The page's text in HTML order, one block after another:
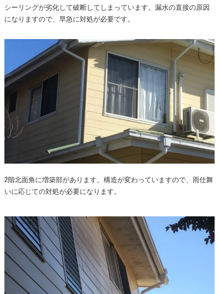
シーリングが劣化して破断してしまっています。漏水の直接の原因
になりますので、早急に対処が必要です。
2階北面角に増築部があります。構造が変わっていますので、雨仕舞
いに応じての対処が必要になります。